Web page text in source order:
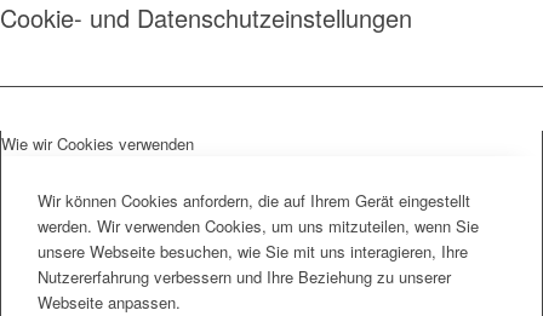
Cookie- und Datenschutzeinstellungen
Wie wir Cookies verwenden
Wir können Cookies anfordern, die auf Ihrem Gerät eingestellt
werden. Wir verwenden Cookies, um uns mitzuteilen, wenn Sie
unsere Webseite besuchen, wie Sie mit uns interagieren, Ihre
Nutzererfahrung verbessern und Ihre Beziehung zu unserer
Webseite anpassen.